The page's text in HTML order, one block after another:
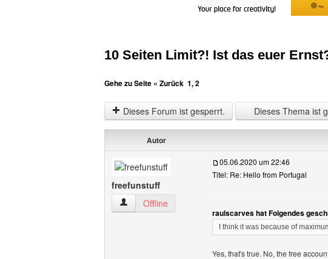
10 Seiten Limit?! Ist das euer
Gehe zu Seite « Zurück 1,2
Dieses Forum ist gesperrt. Dieses Thema ist
Autor
freefunstuff
freefunstuff Benutzer-Profile anzeigen
Offline
05.06.2020 um 22:46
Titel: Re: Hello from Portugal
raulscarves hat Folgendes
I think it was because of
Yes, that's true. No, the free